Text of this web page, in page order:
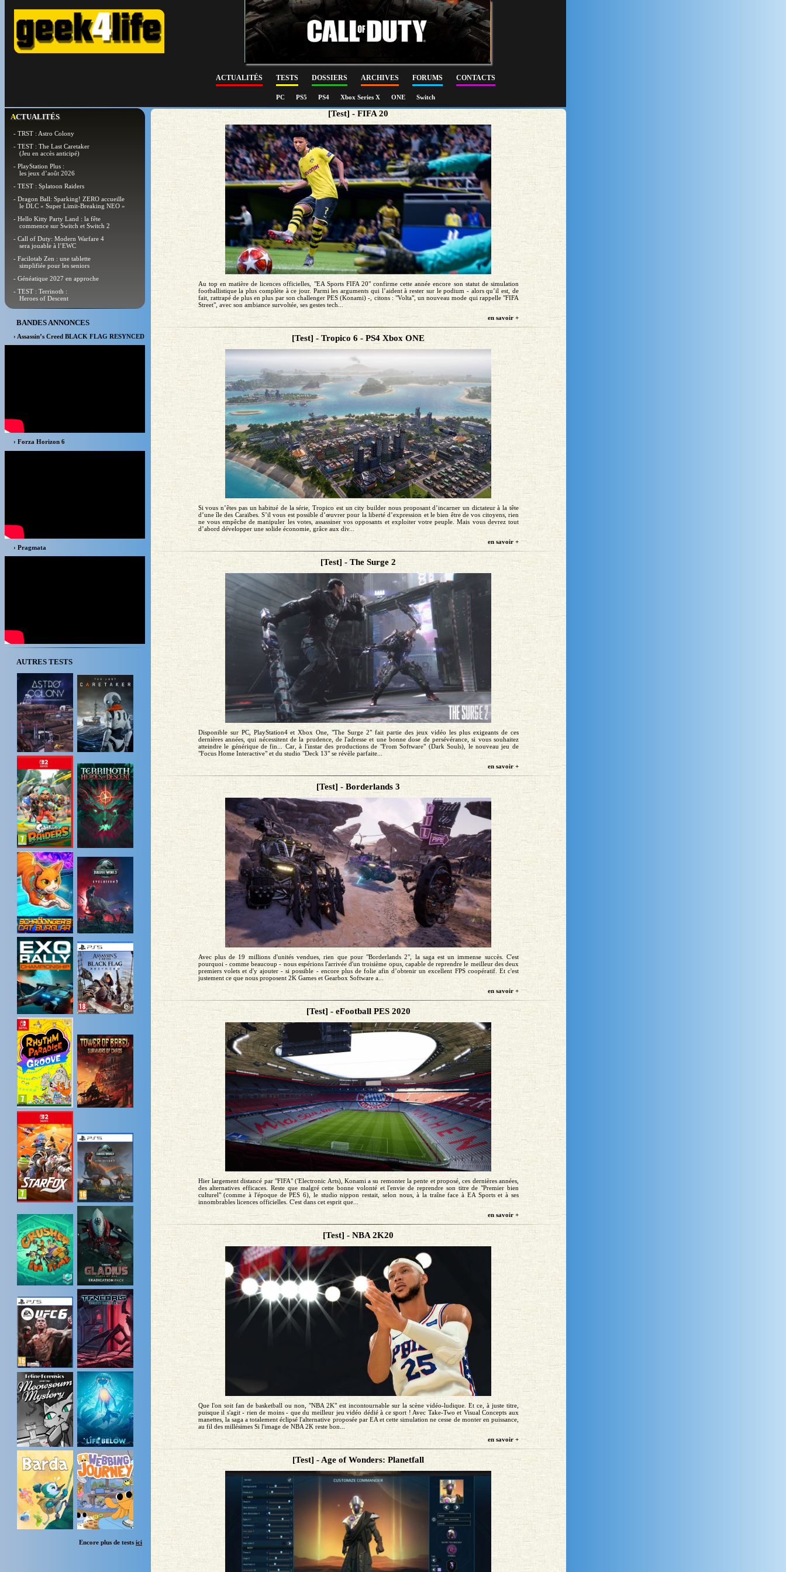
ACTUALITÉS TESTS DOSSIERS ARCHIVES FORUMS CONTACTS
PC PS5 PS4 Xbox Series X ONE Switch
ACTUALITÉS
- TRST : Astro Colony
- TEST : The Last Caretaker
(Jeu en accès anticipé)
- PlayStation Plus :
les jeux d’août 2026
- TEST : Splatoon Raiders
- Dragon Ball: Sparking! ZERO accueille
le DLC « Super Limit-Breaking NEO »
- Hello Kitty Party Land : la fête
commence sur Switch et Switch 2
- Call of Duty: Modern Warfare 4
sera jouable à l’EWC
- Facilotab Zen : une tablette
simplifiée pour les seniors
- Généatique 2027 en approche
- TEST : Terrinoth :
Heroes of Descent
BANDES ANNONCES
› Assassin’s Creed BLACK FLAG RESYNCED
› Forza Horizon 6
› Pragmata
AUTRES TESTS
Encore plus de tests ici
[Test] - FIFA 20
Au top en matière de licences officielles, "EA Sports FIFA 20" confirme cette année encore son statut de simulation
footballistique la plus complète à ce jour. Parmi les arguments qui l’aident à rester sur le podium - alors qu’il est, de
fait, rattrapé de plus en plus par son challenger PES (Konami) -, citons : "Volta", un nouveau mode qui rappelle "FIFA
Street", avec son ambiance survoltée, ses gestes tech...
en savoir +
[Test] - Tropico 6 - PS4 Xbox ONE
Si vous n’êtes pas un habitué de la série, Tropico est un city builder nous proposant d’incarner un dictateur à la tête
d’une île des Caraïbes. S’il vous est possible d’œuvrer pour la liberté d’expression et le bien être de vos citoyens, rien
ne vous empêche de manipuler les votes, assassiner vos opposants et exploiter votre peuple. Mais vous devrez tout
d’abord développer une solide économie, grâce aux div...
en savoir +
[Test] - The Surge 2
Disponible sur PC, PlayStation4 et Xbox One, "The Surge 2" fait partie des jeux vidéo les plus exigeants de ces
dernières années, qui nécessitent de la prudence, de l'adresse et une bonne dose de persévérance, si vous souhaitez
atteindre le générique de fin... Car, à l'instar des productions de "From Software" (Dark Souls), le nouveau jeu de
"Focus Home Interactive" et du studio "Deck 13" se révèle parfaite...
en savoir +
[Test] - Borderlands 3
Avec plus de 19 millions d'unités vendues, rien que pour "Borderlands 2", la saga est un immense succès. C'est
pourquoi - comme beaucoup - nous espérions l'arrivée d'un troisième opus, capable de reprendre le meilleur des deux
premiers volets et d'y ajouter - si possible - encore plus de folie afin d’obtenir un excellent FPS coopératif. Et c'est
justement ce que nous proposent 2K Games et Gearbox Software a...
en savoir +
[Test] - eFootball PES 2020
Hier largement distancé par "FIFA" ('Electronic Arts), Konami a su remonter la pente et proposé, ces dernières années,
des alternatives efficaces. Reste que malgré cette bonne volonté et l'envie de reprendre son titre de "Premier bien
culturel" (comme à l'époque de PES 6), le studio nippon restait, selon nous, à la traîne face à EA Sports et à ses
innombrables licences officielles. C'est dans cet esprit que...
en savoir +
[Test] - NBA 2K20
Que l'on soit fan de basketball ou non, "NBA 2K" est incontournable sur la scène vidéo-ludique. Et ce, à juste titre,
puisque il s'agit - rien de moins - que du meilleur jeu vidéo dédié à ce sport ! Avec Take-Two et Visual Concepts aux
manettes, la saga a totalement éclipsé l'alternative proposée par EA et cette simulation ne cesse de monter en puissance,
au fil des millésimes Si l'image de NBA 2K reste bon...
en savoir +
[Test] - Age of Wonders: Planetfall